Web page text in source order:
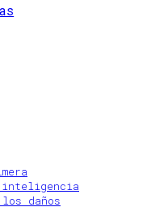
inteligencia
daños